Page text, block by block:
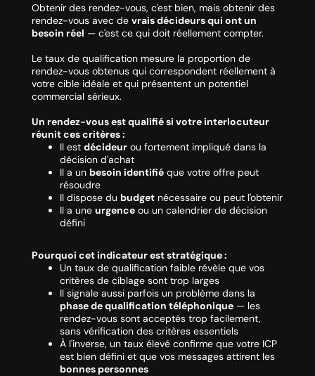
Obtenir des rendez-vous, c'est bien, mais obtenir des
rendez-vous avec de vrais décideurs qui ont un
besoin réel — c'est ce qui doit réellement compter.
Le taux de qualification mesure la proportion de
rendez-vous obtenus qui correspondent réellement à
votre cible idéale et qui présentent un potentiel
commercial sérieux.
Un rendez-vous est qualifié si votre interlocuteur
réunit ces critères :
Il est décideurou fortement impliqué dans la
décision d'achat
Il a un besoin identifiéque votre offre peut
résoudre
Il dispose du budgetnécessaire ou peut l'obtenir
Il a une urgenceou un calendrier de décision
défini
Pourquoi cet indicateur est stratégique :
Un taux de qualification faible révèle que vos
critères de ciblage sont trop larges
Il signale aussi parfois un problème dans la
phase de qualification téléphonique— les
rendez-vous sont acceptés trop facilement,
sans vérification des critères essentiels
À l'inverse, un taux élevé confirme que votre ICP
est bien défini et que vos messages attirent les
bonnes personnes